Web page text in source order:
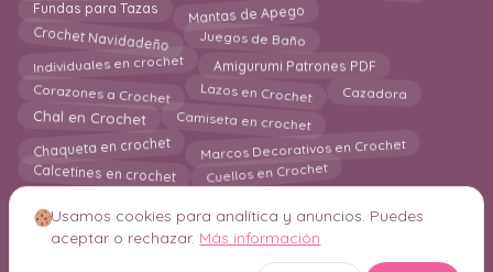
Fundas para Tazas Mantas de Apego
Crochet Navidadeño Juegos de Baño
Individuales en crochet Amigurumi Patrones PDF
Corazones a Crochet Lazos en Crochet Cazadora
Chal en Crochet Camiseta en crochet
Chaqueta en crochet Marcos Decorativos en Crochet
Calcetines en crochet Cuellos en Crochet
Usamos cookies para analítica y anuncios. Puedes
aceptar o rechazar. Más información